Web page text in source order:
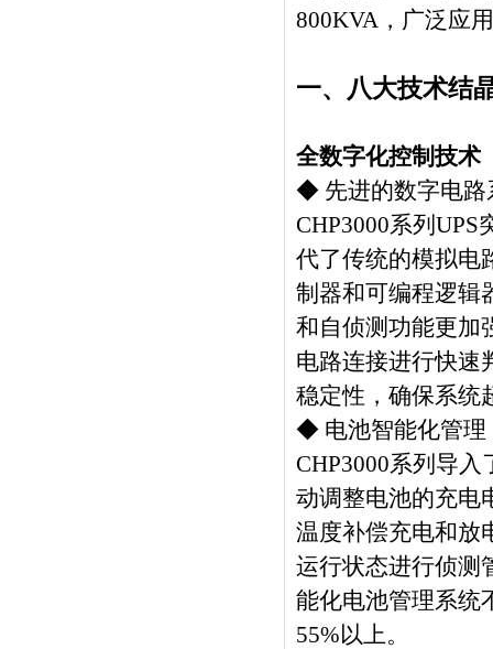
800KVA，广泛应
一、八大技术结
全数字化控制技术
◆ 先进的数字电路
CHP3000系列
代了传统的模拟电
制器和可编程逻辑
和自侦测功能更加
电路连接进行快速
稳定性，确保系统
◆ 电池智能化管理
CHP3000系列导
动调整电池的充电
温度补偿充电和放
运行状态进行侦测
能化电池管理系统
55%以上。